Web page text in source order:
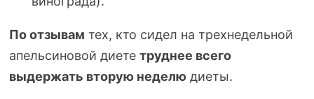
По отзывам тех, кто сидел на трехнедельной
апельсиновой диете труднее всего
выдержать вторую неделю диеты.